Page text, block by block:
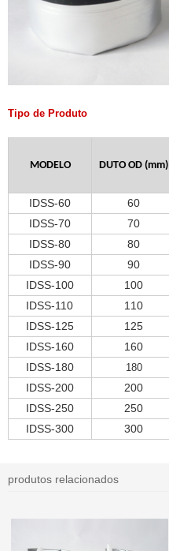
Tipo de Produto
MODELO DUTO OD (mm)
IDSS-60 60
IDSS-70
70
IDSS-80
80
IDSS-90
90
IDSS-100
100
IDSS-110
110
IDSS-125
125
IDSS-160
160
IDSS-180
180
IDSS-200
200
IDSS-250
250
IDSS-300
300
produtos relacionados